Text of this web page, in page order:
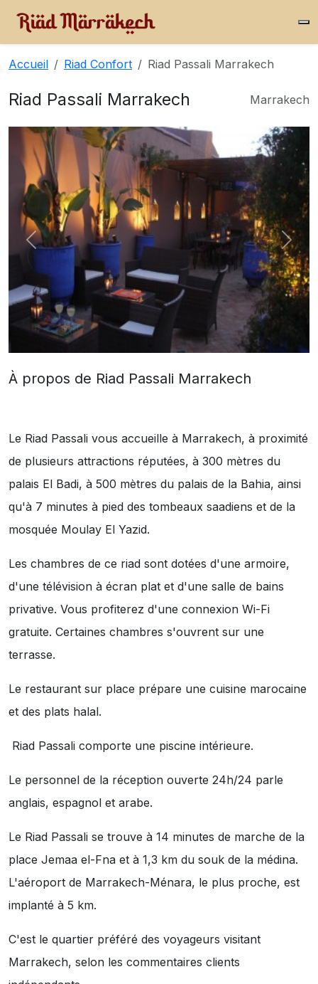
Accueil Riad Confort Riad Passali Marrakech
Riad Passali Marrakech Marrakech
À propos de Riad Passali Marrakech
Le Riad Passali vous accueille à Marrakech, à proximité
de plusieurs attractions réputées, à 300 mètres du
palais El Badi, à 500 mètres du palais de la Bahia, ainsi
qu'à 7 minutes à pied des tombeaux saadiens et de la
mosquée Moulay El Yazid.
Les chambres de ce riad sont dotées d'une armoire,
d'une télévision à écran plat et d'une salle de bains
privative. Vous profiterez d'une connexion Wi-Fi
gratuite. Certaines chambres s'ouvrent sur une
terrasse.
Le restaurant sur place prépare une cuisine marocaine
et des plats halal.
Riad Passali comporte une piscine intérieure.
Le personnel de la réception ouverte 24h/24 parle
anglais, espagnol et arabe.
Le Riad Passali se trouve à 14 minutes de marche de la
place Jemaa el-Fna et à 1,3 km du souk de la médina.
L'aéroport de Marrakech-Ménara, le plus proche, est
implanté à 5 km.
C'est le quartier préféré des voyageurs visitant
Marrakech, selon les commentaires clients